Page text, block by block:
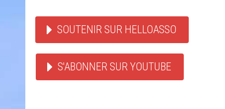
SOUTENIR SUR HELLOASSO
S'ABONNER SUR YOUTUBE